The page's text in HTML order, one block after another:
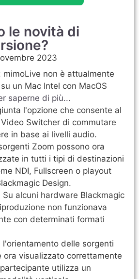
le novità di
2023
mimoLive non è attualmente
un Mac Intel con MacOS
saperne di più...
l'opzione che consente al
Switcher di commutare
in base ai livelli audio.
Zoom possono ora
in tutti i tipi di destinazioni
NDI, Fullscreen o playout
Design.
Su alcuni hardware Blackmagic
non funzionava
con determinati formati
l'orientamento delle sorgenti
ora visualizzato correttamente
utilizza un